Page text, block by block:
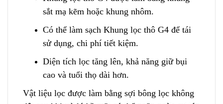
sắt mạ kẽm hoặc khung nhôm.
Có thể làm sạch Khung lọc thô G4 để tái
sử dụng, chi phí tiết kiệm.
Diện tích lọc tăng lên, khả năng giữ bụi
cao và tuổi thọ dài hơn.
Vật liệu lọc được làm bằng sợi bông lọc không